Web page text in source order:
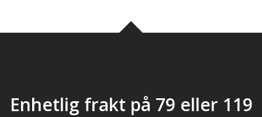
Enhetlig frakt på 79 eller 119